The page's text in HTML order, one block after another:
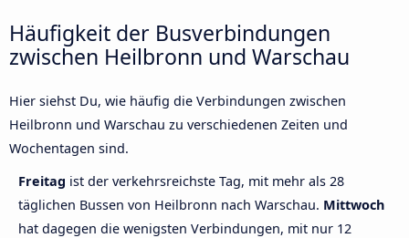
Häufigkeit der Busverbindungen
zwischen Heilbronn und Warschau
Hier siehst Du, wie häufig die Verbindungen zwischen
Heilbronn und Warschau zu verschiedenen Zeiten und
Wochentagen sind.
Freitag ist der verkehrsreichste Tag, mit mehr als 28
täglichen Bussen von Heilbronn nach Warschau. Mittwoch
hat dagegen die wenigsten Verbindungen, mit nur 12